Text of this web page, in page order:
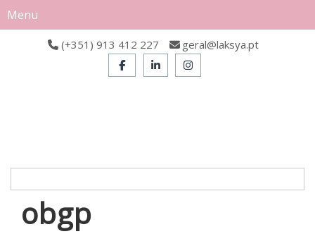
Menu
(+351) 913 412 227 geral@laksya.pt
obgp